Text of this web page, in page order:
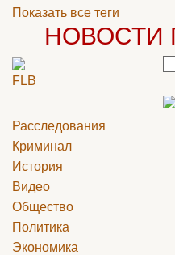
Показать все теги
НОВОСТИ
Расследования
Криминал
История
Видео
Общество
Политика
Экономика